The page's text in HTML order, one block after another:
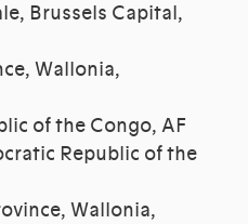
Brussels Capital,
Wallonia,
of the Congo, AF
Republic of the
Wallonia,